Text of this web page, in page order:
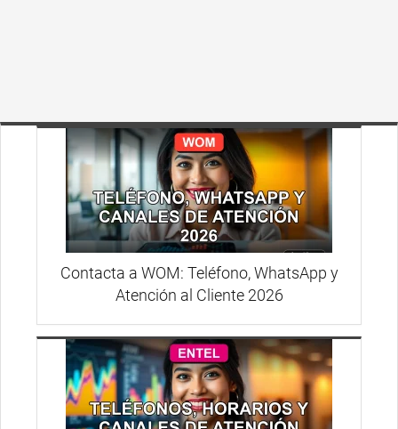
Contacta a WOM: Teléfono, WhatsApp y
Atención al Cliente 2026